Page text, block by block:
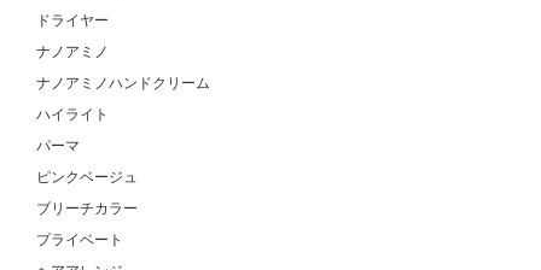
ドライヤー
ナノアミノ
ナノアミノハンドクリーム
ハイライト
パーマ
ピンクベージュ
ブリーチカラー
プライベート